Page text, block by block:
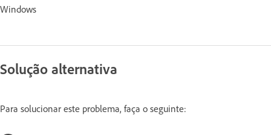
Windows
Solução alternativa
Para solucionar este problema, faça o seguinte: